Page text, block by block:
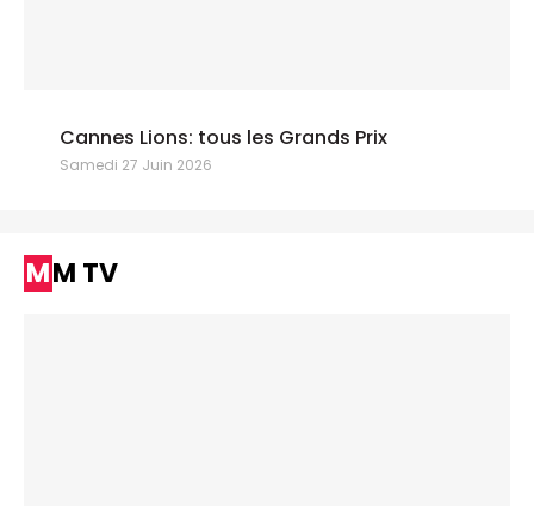
Cannes Lions: tous les Grands Prix
Samedi 27 Juin 2026
MM TV